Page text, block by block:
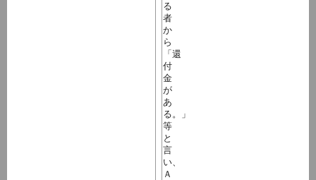
る
者
か
ら
「還
付
金
が
あ
る。」
等
と
言
い、
Ａ